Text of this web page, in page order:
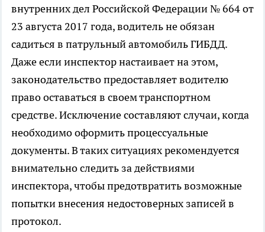
внутренних дел Российской Федерации № 664 от
23 августа 2017 года, водитель не обязан
садиться в патрульный автомобиль ГИБДД.
Даже если инспектор настаивает на этом,
законодательство предоставляет водителю
право оставаться в своем транспортном
средстве. Исключение составляют случаи, когда
необходимо оформить процессуальные
документы. В таких ситуациях рекомендуется
внимательно следить за действиями
инспектора, чтобы предотвратить возможные
попытки внесения недостоверных записей в
протокол.